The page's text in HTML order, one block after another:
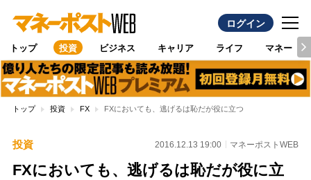
ログイン
トップ 投資 ビジネス キャリア ライフ マネー
トップ 投資 FX FXにおいても、逃げるは恥だが役に立つ
投資 2016.12.13 19:00 マネーポストWEB
FXにおいても、逃げるは恥だが役に立